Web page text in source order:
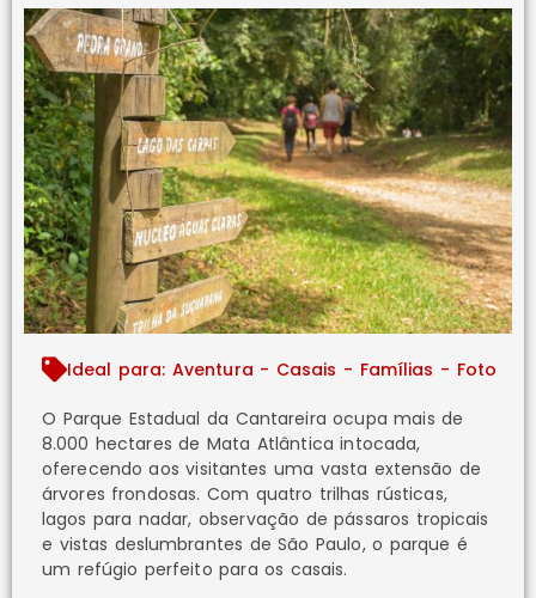
Ideal para: Aventura - Casais - Famílias - Foto
O Parque Estadual da Cantareira ocupa mais de
8.000 hectares de Mata Atlântica intocada,
oferecendo aos visitantes uma vasta extensão de
árvores frondosas. Com quatro trilhas rústicas,
lagos para nadar, observação de pássaros tropicais
e vistas deslumbrantes de São Paulo, o parque é
um refúgio perfeito para os casais.